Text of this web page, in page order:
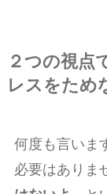
２つの視点
レスをため
何度も言いま
必要はありま